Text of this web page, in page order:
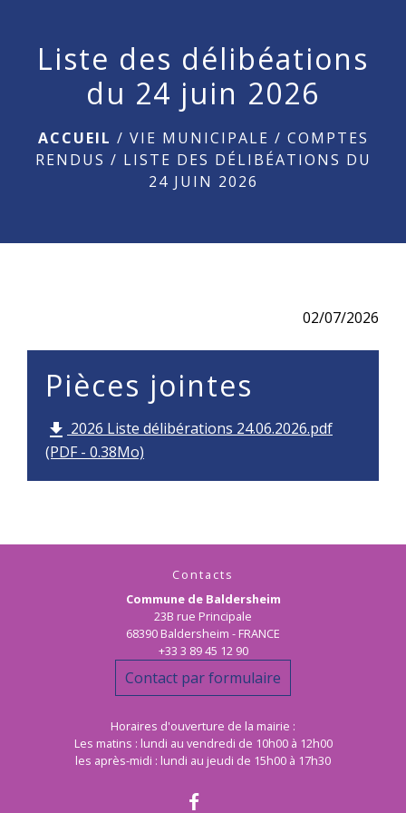
Liste des délibéations
du 24 juin 2026
ACCUEIL / VIE MUNICIPALE / COMPTES
RENDUS / LISTE DES DÉLIBÉATIONS DU
24 JUIN 2026
02/07/2026
Pièces jointes
file_download 2026 Liste délibérations 24.06.2026.pdf
(PDF - 0.38Mo)
Contacts
Commune de Baldersheim
23B rue Principale
68390 Baldersheim - FRANCE
+33 3 89 45 12 90
Contact par formulaire
Horaires d'ouverture de la mairie :
Les matins : lundi au vendredi de 10h00 à 12h00
les après-midi : lundi au jeudi de 15h00 à 17h30